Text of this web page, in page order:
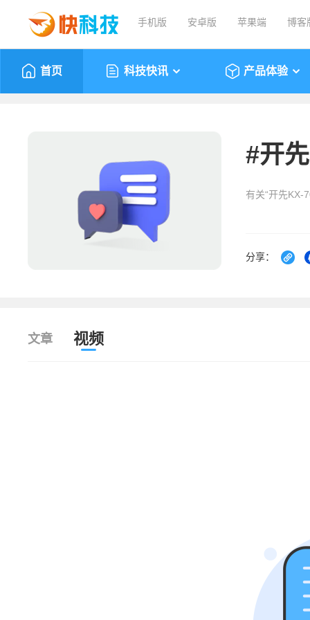
手机版 安卓版 苹果端 博客
首页 科技快讯 产品体验
#开
有关“开先KX-
分享：
文章 视频